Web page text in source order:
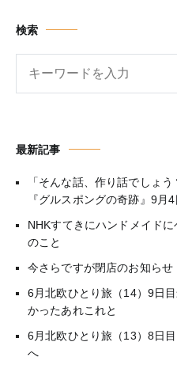
検索
最新記事
「そんな話、作り話でしょ
『グルスポングの奇跡』9月
NHKすてきにハンドメイド
のこと
今さらですが閉店のお知らせ
6月北欧ひとり旅（14）9日
かったあれこれと
6月北欧ひとり旅（13）8日
へ